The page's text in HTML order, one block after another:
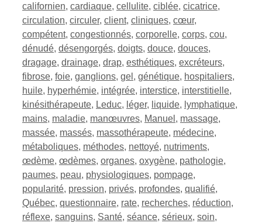
californien, cardiaque, cellulite, ciblée, cicatrice,
circulation, circuler, client, cliniques, cœur,
compétent, congestionnés, corporelle, corps, cou,
dénudé, désengorgés, doigts, douce, douces,
dragage, drainage, drap, esthétiques, excréteurs,
fibrose, foie, ganglions, gel , génétique, hospitaliers,
huile, hyperhémie, intégrée, interstice, interstitielle,
kinésithérapeute, Leduc, léger, liquide, lymphatique,
mains, maladie, manœuvres, Manuel , massage,
massée, massés, massothérapeute, médecine,
métaboliques, méthodes, nettoyé, nutriments,
œdème, œdèmes, organes, oxygène, pathologie,
paumes, peau, physiologiques, pompage,
popularité, pression, privés, profondes, qualifié,
Québec, questionnaire, rate, recherches, réduction,
réflexe, sanguins, Santé, séance, sérieux, soin,